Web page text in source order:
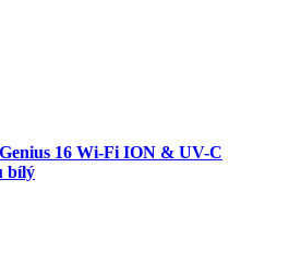
16 Wi-Fi ION & UV-C
bílý